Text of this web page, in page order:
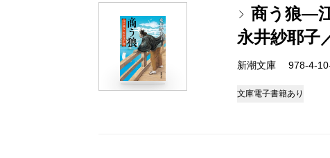
商う狼―
永井紗耶子
新潮文庫 978-4-
文庫電子書籍あり